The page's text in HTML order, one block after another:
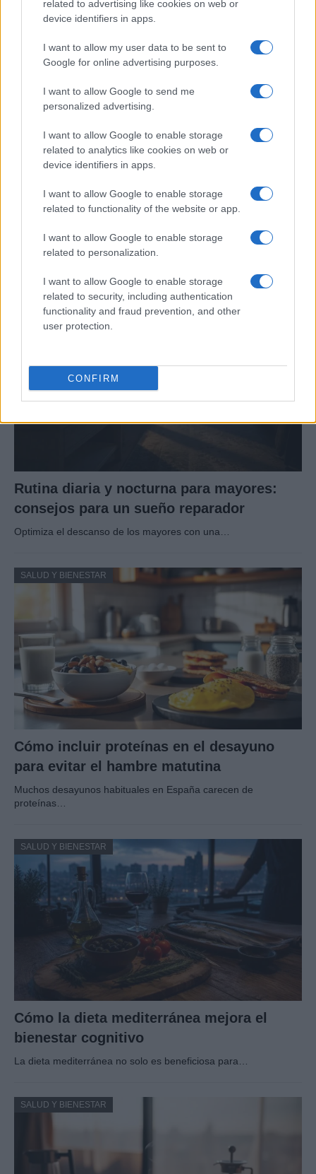
related to advertising like cookies on web or
device identifiers in apps.
I want to allow my user data to be sent to
Google for online advertising purposes.
I want to allow Google to send me
personalized advertising.
I want to allow Google to enable storage
related to analytics like cookies on web or
device identifiers in apps.
I want to allow Google to enable storage
related to functionality of the website or app.
I want to allow Google to enable storage
related to personalization.
I want to allow Google to enable storage
related to security, including authentication
functionality and fraud prevention, and other
user protection.
CONFIRM
SALUD Y BIENESTAR
Guía completa para la seguridad en
eventos masivos
Organizar un evento masivo seguro requiere planificación
SALUD Y BIENESTAR
Rutina diaria y nocturna para mayores:
consejos para un sueño reparador
Optimiza el descanso de los mayores con una…
SALUD Y BIENESTAR
Cómo incluir proteínas en el desayuno
para evitar el hambre matutina
Muchos desayunos habituales en España carecen de
proteínas…
SALUD Y BIENESTAR
Cómo la dieta mediterránea mejora el
bienestar cognitivo
La dieta mediterránea no solo es beneficiosa para…
SALUD Y BIENESTAR